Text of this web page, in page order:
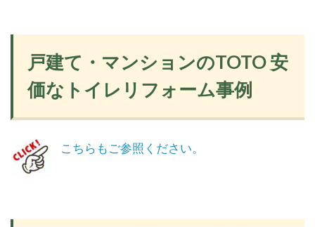
戸建て・マンションのTOTO 安
価なトイレリフォーム事例
こちらもご参照ください。